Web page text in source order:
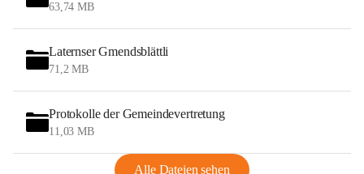
63,74 MB
Laternser Gmendsblättli
71,2 MB
Protokolle der Gemeindevertretung
11,03 MB
Alle Dateien sehen